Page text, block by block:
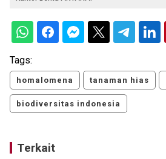
Tags:
homalomena tanaman hias
biodiversitas indonesia
Terkait